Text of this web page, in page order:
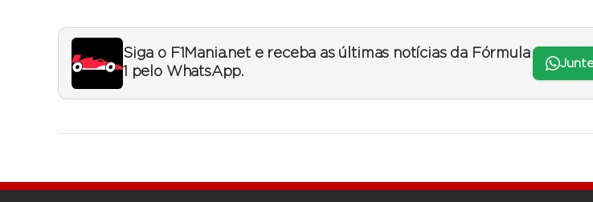
Siga o F1Mania.net e receba as últimas notícias da Fórmula
1 pelo WhatsApp.